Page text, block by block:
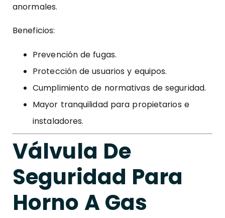
anormales.
Beneficios:
Prevención de fugas.
Protección de usuarios y equipos.
Cumplimiento de normativas de seguridad.
Mayor tranquilidad para propietarios e
instaladores.
Válvula De
Seguridad Para
Horno A Gas